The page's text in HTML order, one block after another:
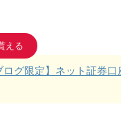
える
ログ限定】ネット証券